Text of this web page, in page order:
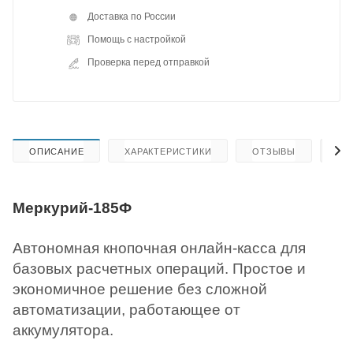
Доставка по России
Помощь с настройкой
Проверка перед отправкой
ОПИСАНИЕ ХАРАКТЕРИСТИКИ ОТЗЫВЫ
Меркурий-185Ф
Автономная кнопочная онлайн-касса для
базовых расчетных операций. Простое и
экономичное решение без сложной
автоматизации, работающее от
аккумулятора.